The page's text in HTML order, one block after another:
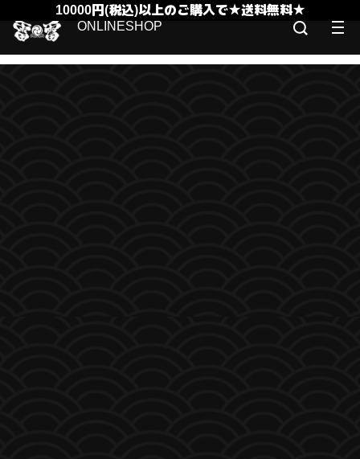
10000円(税込)以上のご購入で★送料無料★
ONLINESHOP